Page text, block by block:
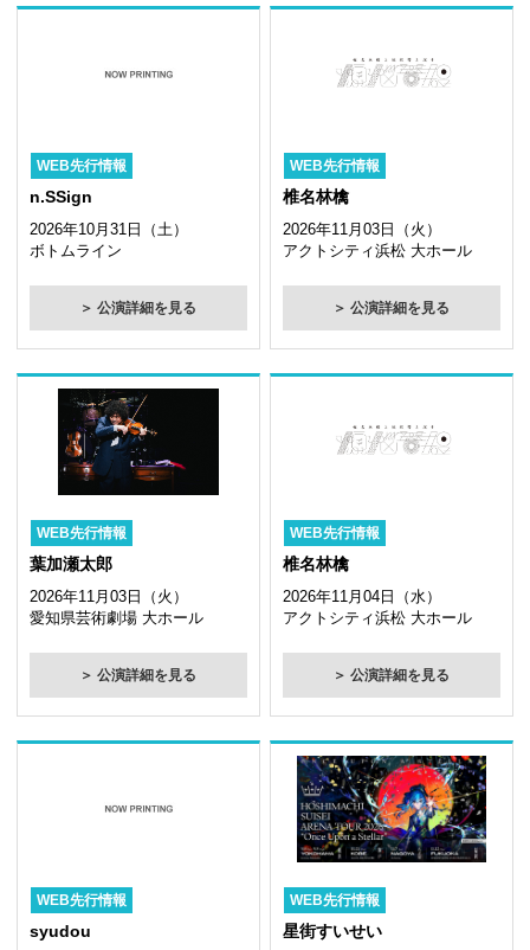
WEB先行情報
n.SSign
2026年10月31日（土）
ボトムライン
＞ 公演詳細を見る
WEB先行情報
椎名林檎
2026年11月03日（火）
アクトシティ浜松 大ホール
＞ 公演詳細を見る
WEB先行情報
葉加瀬太郎
2026年11月03日（火）
愛知県芸術劇場 大ホール
＞ 公演詳細を見る
WEB先行情報
椎名林檎
2026年11月04日（水）
アクトシティ浜松 大ホール
＞ 公演詳細を見る
WEB先行情報
syudou
WEB先行情報
星街すいせい